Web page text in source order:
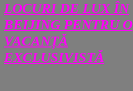
LOCURI DE LUX ÎN
BEIJING PENTRU O
VACANȚĂ
EXCLUSIVISTĂ